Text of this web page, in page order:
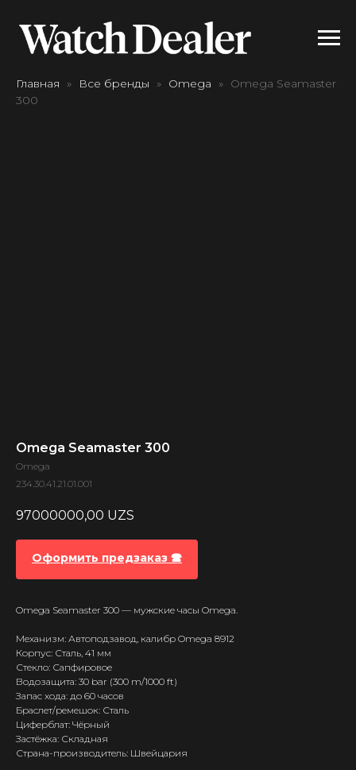
Главная Все бренды Omega
Omega Seamaster
300
Omega Seamaster 300
Omega
234.30.41.21.01.001
97000000,00 UZS
Оформить предзаказ 🕿
Omega Seamaster 300 — мужские часы Omega.
Механизм: Автоподзавод, калибр Omega 8912
Корпус: Сталь, 41 мм
Стекло: Сапфировое
Водозащита: 30 bar (300 m/1000 ft)
Запас хода: до 60 часов
Браслет/ремешок: Сталь
Циферблат: Чёрный
Застёжка: Складная
Страна-производитель: Швейцария